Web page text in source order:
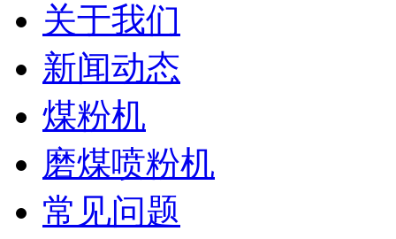
关于我们
新闻动态
煤粉机
磨煤喷粉机
常见问题